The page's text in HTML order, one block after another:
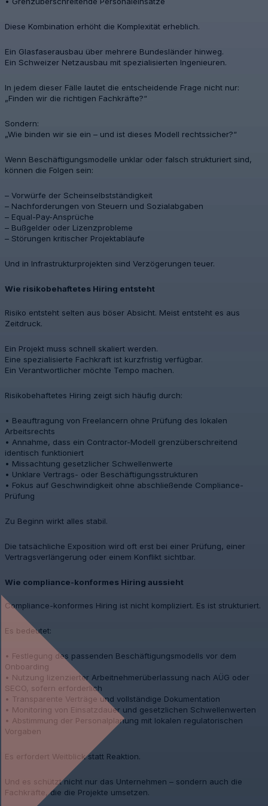
Diese Kombination erhöht die Komplexität erheblich.
Ein Glasfaserausbau über mehrere Bundesländer hinweg.
Ein Schweizer Netzausbau mit spezialisierten Ingenieuren.
In jedem dieser Fälle lautet die entscheidende Frage nicht nur:
„Finden wir die richtigen Fachkräfte?“
Sondern:
„Wie binden wir sie ein – und ist dieses Modell rechtssicher?“
Wenn Beschäftigungsmodelle unklar oder falsch strukturiert sind,
können die Folgen sein:
– Vorwürfe der Scheinselbstständigkeit
– Nachforderungen von Steuern und Sozialabgaben
– Equal-Pay-Ansprüche
– Bußgelder oder Lizenzprobleme
– Störungen kritischer Projektabläufe
Und in Infrastrukturprojekten sind Verzögerungen teuer.
Wie risikobehaftetes Hiring entsteht
Risiko entsteht selten aus böser Absicht. Meist entsteht es aus
Zeitdruck.
Ein Projekt muss schnell skaliert werden.
Eine spezialisierte Fachkraft ist kurzfristig verfügbar.
Ein Verantwortlicher möchte Tempo machen.
Risikobehaftetes Hiring zeigt sich häufig durch:
• Beauftragung von Freelancern ohne Prüfung des lokalen
Arbeitsrechts
• Annahme, dass ein Contractor-Modell grenzüberschreitend
identisch funktioniert
• Missachtung gesetzlicher Schwellenwerte
• Unklare Vertrags- oder Beschäftigungsstrukturen
• Fokus auf Geschwindigkeit ohne abschließende Compliance-
Prüfung
Zu Beginn wirkt alles stabil.
Die tatsächliche Exposition wird oft erst bei einer Prüfung, einer
Vertragsverlängerung oder einem Konflikt sichtbar.
Wie compliance-konformes Hiring aussieht
Compliance-konformes Hiring ist nicht kompliziert. Es ist strukturiert.
Es bedeutet:
• Festlegung des passenden Beschäftigungsmodells vor dem
Onboarding
• Nutzung lizenzierter Arbeitnehmerüberlassung nach AÜG oder
SECO, sofern erforderlich
• Transparente Verträge und vollständige Dokumentation
• Monitoring von Einsatzdauer und gesetzlichen Schwellenwerten
• Abstimmung der Personalplanung mit lokalen regulatorischen
Vorgaben
Es erfordert Weitblick statt Reaktion.
Und es schützt nicht nur das Unternehmen – sondern auch die
Fachkräfte, die die Projekte umsetzen.